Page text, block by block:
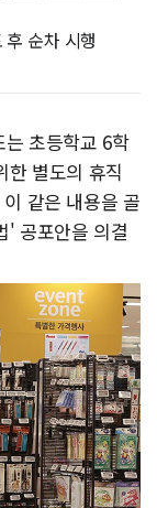
순차 시행
초등학교 6학
한 별도의 휴직
같은 내용을 골
' 공포안을 의결